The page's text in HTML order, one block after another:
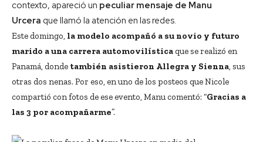
contexto, apareció un peculiar mensaje de Manu
Urcera que llamó la atención en las redes.
Este domingo, la modelo acompañó a su novio y futuro
marido a una carrera automovilísticaque se realizó en
Panamá, donde también asistieron Allegra y Sienna , sus
otras dos nenas. Por eso, en uno de los posteos que Nicole
compartió con fotos de ese evento, Manu comentó: “Gracias a
las 3 por acompañarme”.